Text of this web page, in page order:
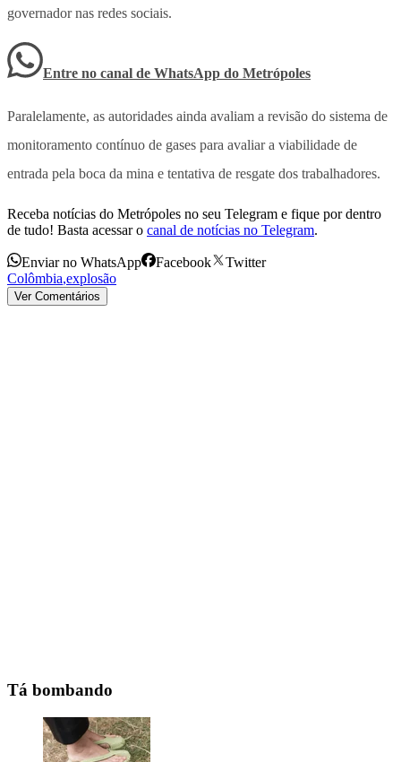
governador nas redes sociais.
Entre no canal de WhatsApp do Metrópoles
Paralelamente, as autoridades ainda avaliam a revisão do sistema de
monitoramento contínuo de gases para avaliar a viabilidade de
entrada pela boca da mina e tentativa de resgate dos trabalhadores.
Receba notícias do Metrópoles no seu Telegram e fique por dentro
de tudo! Basta acessar o canal de notícias no Telegram.
Enviar no WhatsApp Facebook
Twitter
Colômbia,explosão
Ver Comentários
Tá bombando